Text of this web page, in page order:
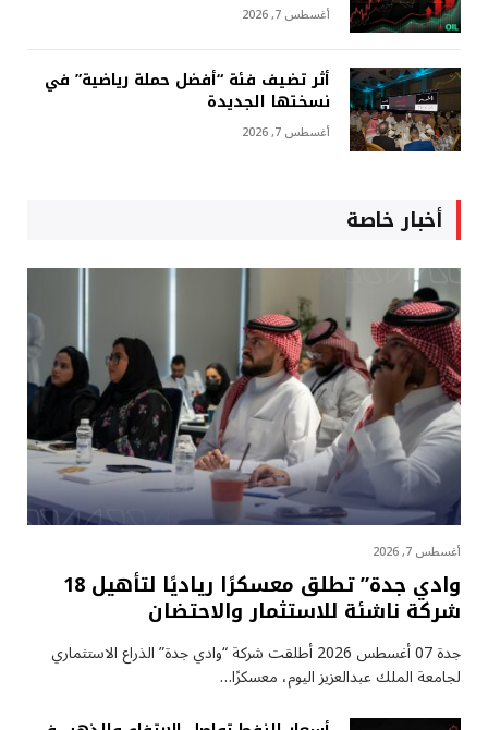
أغسطس 7, 2026
أثر تضيف فئة “أفضل حملة رياضية” في
نسختها الجديدة
أغسطس 7, 2026
أخبار خاصة
أغسطس 7, 2026
وادي جدة” تطلق معسكرًا رياديًا لتأهيل 18
شركة ناشئة للاستثمار والاحتضان
جدة 07 أغسطس 2026 أطلقت شركة “وادي جدة” الذراع الاستثماري
لجامعة الملك عبدالعزيز اليوم، معسكرًا…